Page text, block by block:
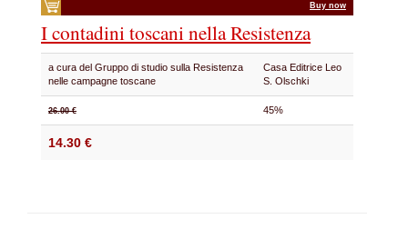
Buy now
I contadini toscani nella Resistenza
a cura del Gruppo di studio sulla Resistenza
nelle campagne toscane
Casa Editrice Leo
S. Olschki
26.00 € 45%
14.30 €